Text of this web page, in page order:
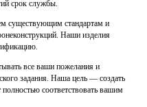
срок службы.
существующим стандартам и
Наши изделия
все ваши пожелания и
задания. Наша цель — создать
соответствовать вашим